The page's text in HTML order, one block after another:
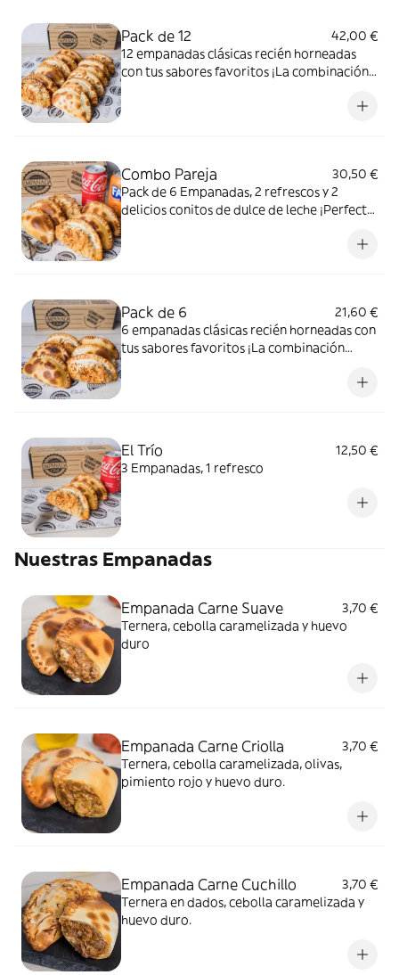
Pack de 12
42,00 €
12 empanadas clásicas recién horneadas
con tus sabores favoritos ¡La combinación
Combo Pareja
30,50 €
Pack de 6 Empanadas, 2 refrescos y 2
delicios conitos de dulce de leche ¡Perfecto
Pack de 6
21,60 €
6 empanadas clásicas recién horneadas con
tus sabores favoritos ¡La combinación
El Trío
12,50 €
3 Empanadas, 1 refresco
Nuestras Empanadas
Empanada Carne Suave
3,70 €
Ternera, cebolla caramelizada y huevo
duro
Empanada Carne Criolla
3,70 €
Ternera, cebolla caramelizada, olivas,
pimiento rojo y huevo duro.
Empanada Carne Cuchillo
3,70 €
Ternera en dados, cebolla caramelizada y
huevo duro.